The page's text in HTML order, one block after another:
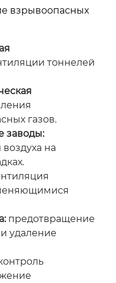
взрывоопасных
тоннелей
газов.
заводы:
на
предотвращение
удаление